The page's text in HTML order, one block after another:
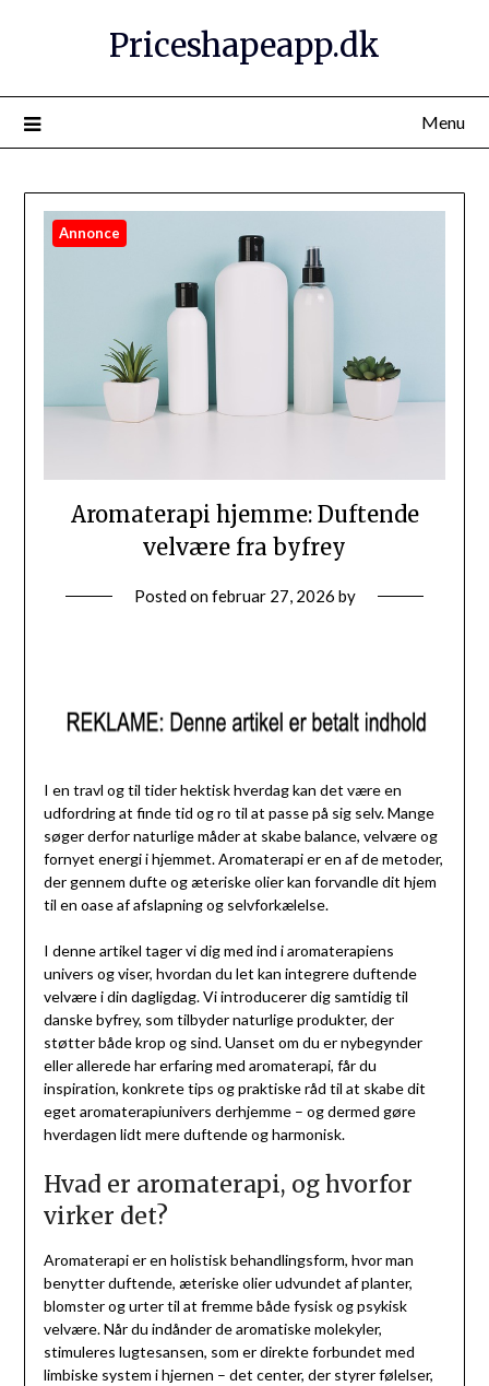
Priceshapeapp.dk
Menu
Annonce
Aromaterapi hjemme: Duftende
velvære fra byfrey
Posted onfebruar 27, 2026 by
I en travl og til tider hektisk hverdag kan det være en
udfordring at finde tid og ro til at passe på sig selv. Mange
søger derfor naturlige måder at skabe balance, velvære og
fornyet energi i hjemmet. Aromaterapi er en af de metoder,
der gennem dufte og æteriske olier kan forvandle dit hjem
til en oase af afslapning og selvforkælelse.
I denne artikel tager vi dig med ind i aromaterapiens
univers og viser, hvordan du let kan integrere duftende
velvære i din dagligdag. Vi introducerer dig samtidig til
danske byfrey, som tilbyder naturlige produkter, der
støtter både krop og sind. Uanset om du er nybegynder
eller allerede har erfaring med aromaterapi, får du
inspiration, konkrete tips og praktiske råd til at skabe dit
eget aromaterapiunivers derhjemme – og dermed gøre
hverdagen lidt mere duftende og harmonisk.
Hvad er aromaterapi, og hvorfor
virker det?
Aromaterapi er en holistisk behandlingsform, hvor man
benytter duftende, æteriske olier udvundet af planter,
blomster og urter til at fremme både fysisk og psykisk
velvære. Når du indånder de aromatiske molekyler,
stimuleres lugtesansen, som er direkte forbundet med
limbiske system i hjernen – det center, der styrer følelser,